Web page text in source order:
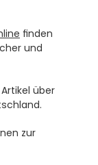
finden
und
über
zur